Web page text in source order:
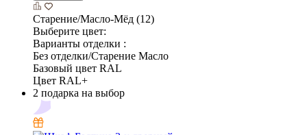
Старение/Масло-Мёд (12)
Выберите цвет:
Варианты отделки :
Без отделки/Старение Масло
Базовый цвет RAL
Цвет RAL+
2 подарка на выбор